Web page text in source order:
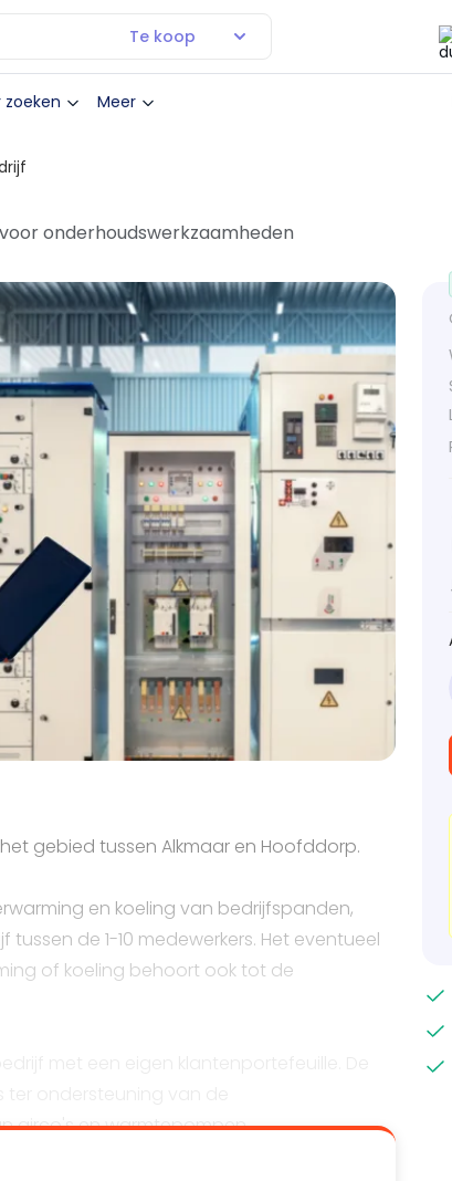
Te koop
zoeken Meer
onderhoudswerkzaamheden
gebied tussen Alkmaar en Hoofddorp.
en koeling van bedrijfspanden,
de 1-10 medewerkers. Het eventueel
of koeling behoort ook tot de
airco's en warmtepompen.